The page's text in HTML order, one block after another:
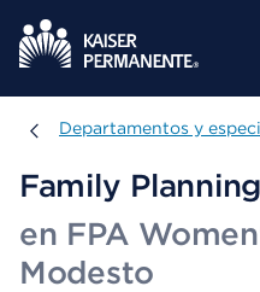
Departamentos y
Departamentos y
Family Planning
en FPA
Modesto